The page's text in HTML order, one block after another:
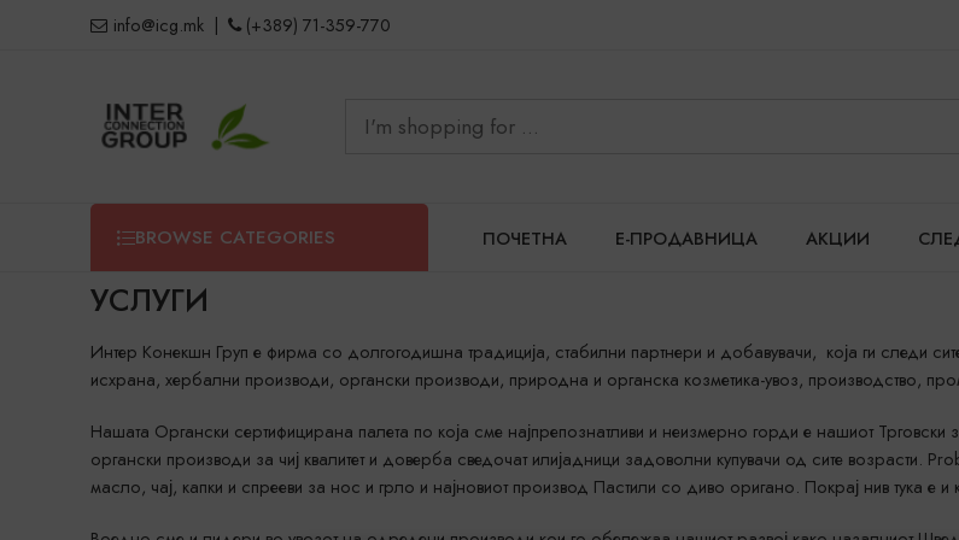
info@icg.mk| (+389) 71-359-770
BROWSE CATEGORIES ПОЧЕТНА Е-ПРОДАВНИЦА АКЦИИ
УСЛУГИ
Интер Конекшн Груп е фирма со долгогодишна традиција, стабилни партнери и добавувачи, која ги следи
исхрана, хербални производи, органски производи, природна и органска козметика-увоз, производство,
Нашата Органски сертифицирана палета по која сме најпрепознатливи и неизмерно горди е нашиот
органски производи за чиј квалитет и доверба сведочат илијадници задоволни купувачи од сите
масло, чај, капки и спрееви за нос и грло и најновиот производ Пастили со диво оригано. Покрај нив тука е